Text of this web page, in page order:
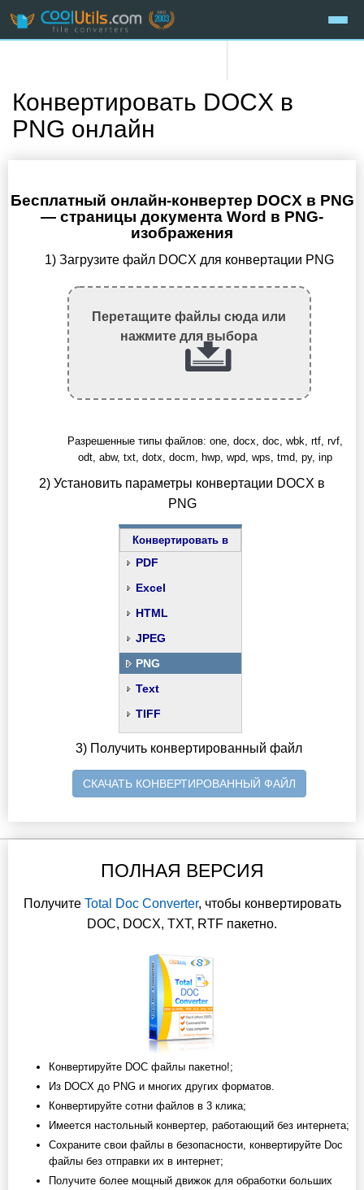
Конвертировать DOCX в
PNG онлайн
Бесплатный онлайн-конвертер DOCX в PNG
— страницы документа Word в PNG-
изображения
1) Загрузите файл DOCX для конвертации PNG
Перетащите файлы сюда или
нажмите для выбора
Разрешенные типы файлов: one, docx, doc, wbk, rtf, rvf,
odt, abw, txt, dotx, docm, hwp, wpd, wps, tmd, py, inp
2) Установить параметры конвертации DOCX в
PNG
Конвертировать в
PDF
Excel
HTML
JPEG
PNG
Text
TIFF
3) Получить конвертированный файл
СКАЧАТЬ КОНВЕРТИРОВАННЫЙ ФАЙЛ
ПОЛНАЯ ВЕРСИЯ
Получите Total Doc Converter, чтобы конвертировать
DOC, DOCX, TXT, RTF пакетно.
Конвертируйте DOC файлы пакетно!;
Из DOCX до PNG и многих других форматов.
Конвертируйте сотни файлов в 3 клика;
Имеется настольный конвертер, работающий без интернета;
Сохраните свои файлы в безопасности, конвертируйте Doc
файлы без отправки их в интернет;
Получите более мощный движок для обработки больших